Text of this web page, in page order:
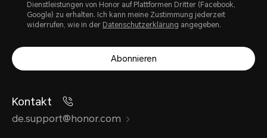
Dienstleistungen von Honor auf Plattformen Dritter (Facebook,
Google) zu erhalten. Ich kann meine Zustimmung jederzeit
widerrufen, wie in der Datenschutzerklärung angegeben.
Abonnieren
Kontakt
de.support@honor.com